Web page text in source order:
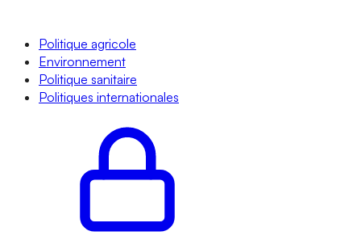
Politique agricole
Environnement
Politique sanitaire
Politiques internationales